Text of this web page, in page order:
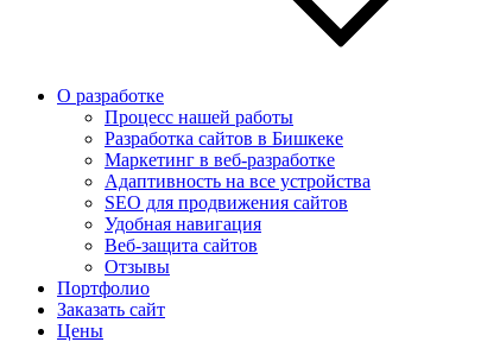
О разработке
Процесс нашей работы
Разработка сайтов в Бишкеке
Маркетинг в веб-разработке
Адаптивность на все устройства
SEO для продвижения сайтов
Удобная навигация
Веб-защита сайтов
Отзывы
Портфолио
Заказать сайт
Цены